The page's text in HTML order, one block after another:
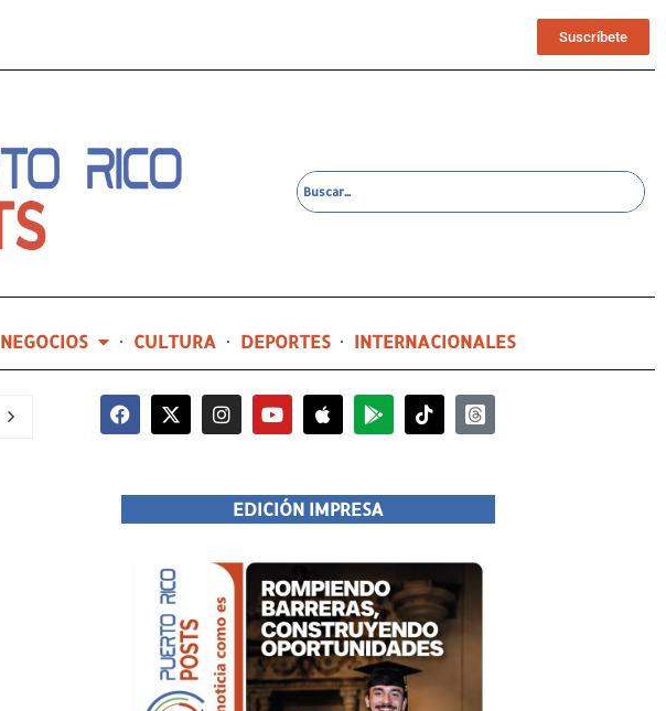
Suscríbete
NEGOCIOS CULTURA DEPORTES INTERNACIONALES
21 horas ago
EDICIÓN IMPRESA